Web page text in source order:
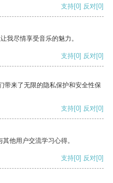
支持[0] 反对[0]
我尽情享受音乐的魅力。
支持[0] 反对[0]
带来了无限的隐私保护和安全性保
支持[0] 反对[0]
他用户交流学习心得。
支持[0] 反对[0]